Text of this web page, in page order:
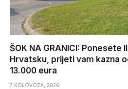
ŠOK NA GRANICI: Ponesete
Hrvatsku, prijeti vam kazna
13.000 eura
7 KOLOVOZA, 2026